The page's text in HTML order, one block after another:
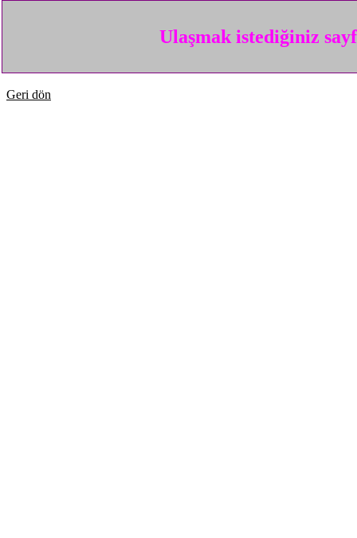
Ulaşmak istediğiniz
Geri dön